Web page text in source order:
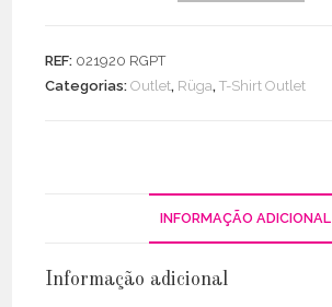
REF: 021920 RGPT
Categorias:Outlet, Rüga,T-Shirt Outlet
INFORMAÇÃO ADICIONAL
Informação adicional